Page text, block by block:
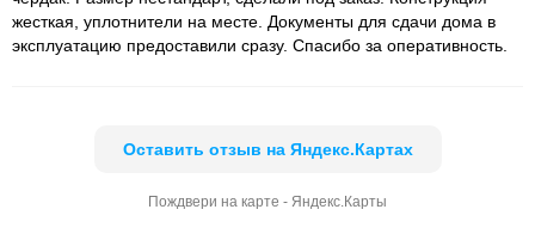
жесткая, уплотнители на месте. Документы для сдачи дома в
эксплуатацию предоставили сразу. Спасибо за оперативность.
Оставить отзыв на Яндекс.Картах
Пождвери на карте - Яндекс.Карты